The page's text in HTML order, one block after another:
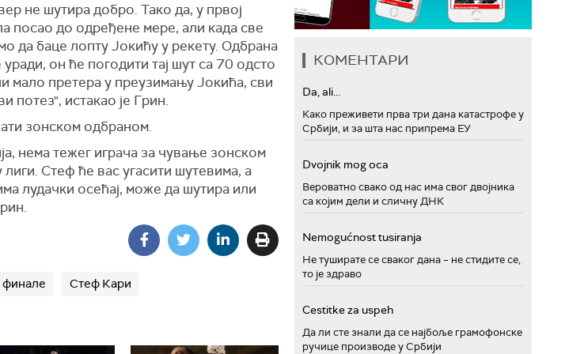
не шутира добро. Тако да, у првој
посао до одређене мере, али када све
да баце лопту Јокићу у рекету. Одбрана
он ће погодити тај шут са 70 одсто
мало претера у преузимању Јокића, сви
потез", истакао је Грин.
зонском одбраном.
нема тежег играча за чување зонском
Стеф ће вас угасити шутевима, а
лудачки осећај, може да шутира или
Стеф Кари
КОМЕНТАРИ
Da, ali...
Како преживети прва три дана катастрофе у
Србији, и за шта нас припрема ЕУ
Dvojnik mog oca
Вероватно свако од нас има свог двојника
са којим дели и сличну ДНК
Nemogućnost tusiranja
Не туширате се сваког дана – не стидите се,
то је здраво
Cestitke za uspeh
Да ли сте знали да се најбоље грамофонске
ручице производе у Србији